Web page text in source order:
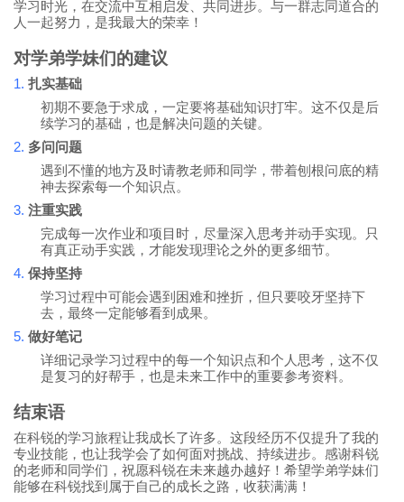
学习时光，在交流中互相启发、共同进步。与一群志同道合的
人一起努力，是我最大的荣幸！
对学弟学妹们的建议
1. 扎实基础
初期不要急于求成，一定要将基础知识打牢。这不仅是后
续学习的基础，也是解决问题的关键。
2. 多问问题
遇到不懂的地方及时请教老师和同学，带着刨根问底的精
神去探索每一个知识点。
3. 注重实践
完成每一次作业和项目时，尽量深入思考并动手实现。只
有真正动手实践，才能发现理论之外的更多细节。
4. 保持坚持
学习过程中可能会遇到困难和挫折，但只要咬牙坚持下
去，最终一定能够看到成果。
5. 做好笔记
详细记录学习过程中的每一个知识点和个人思考，这不仅
是复习的好帮手，也是未来工作中的重要参考资料。
结束语
在科锐的学习旅程让我成长了许多。这段经历不仅提升了我的
专业技能，也让我学会了如何面对挑战、持续进步。感谢科锐
的老师和同学们，祝愿科锐在未来越办越好！希望学弟学妹们
能够在科锐找到属于自己的成长之路，收获满满！